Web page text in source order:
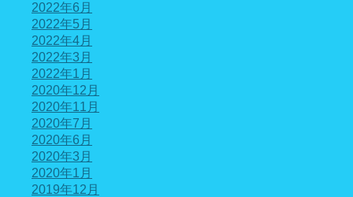
2022年6月
2022年5月
2022年4月
2022年3月
2022年1月
2020年12月
2020年11月
2020年7月
2020年6月
2020年3月
2020年1月
2019年12月